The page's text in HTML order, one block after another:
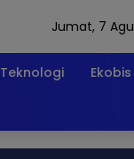
Jumat, 7
Teknologi Ekobis